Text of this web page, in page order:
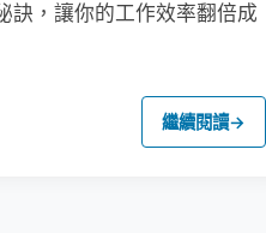
訣，讓你的工作效率翻倍成
繼續閱讀→